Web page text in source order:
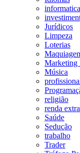
informatica
Jurídicos
Limpeza
Loterias
Marketing
Música
religião
renda extra
Saúde
Sedução
trabalho
Trader